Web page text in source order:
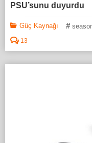
PSU’sunu duyurdu
Güç Kaynağı #
13